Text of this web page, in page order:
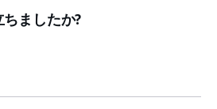
ましたか?